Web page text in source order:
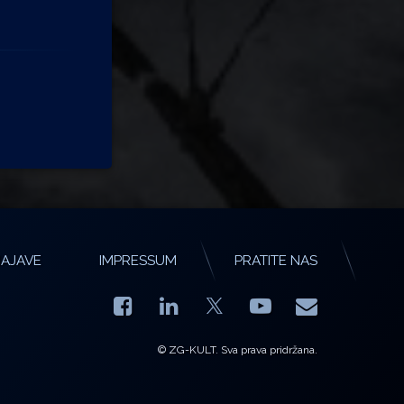
IMPRESSUM PRATITE NAS
Facebook
LinkedIn YouTube
E-mail
© ZG-KULT. Sva prava pridržana.